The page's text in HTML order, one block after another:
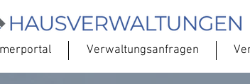
Verwaltungsanfragen